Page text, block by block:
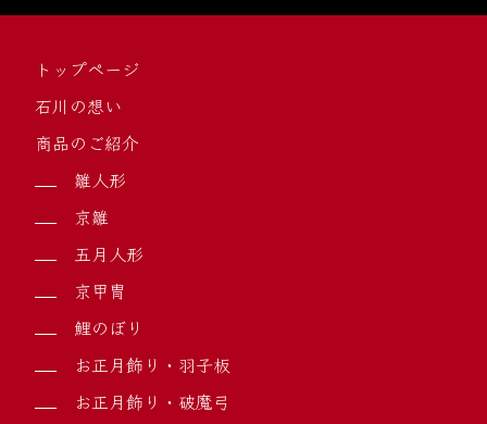
トップページ
石川の想い
商品のご紹介
雛人形
京雛
五月人形
京甲冑
鯉のぼり
お正月飾り・羽子板
お正月飾り・破魔弓